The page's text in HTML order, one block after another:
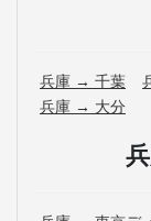
兵庫 → 千葉
兵庫 → 大分